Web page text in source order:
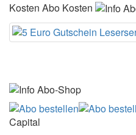
Kosten Abo Kosten
Capital